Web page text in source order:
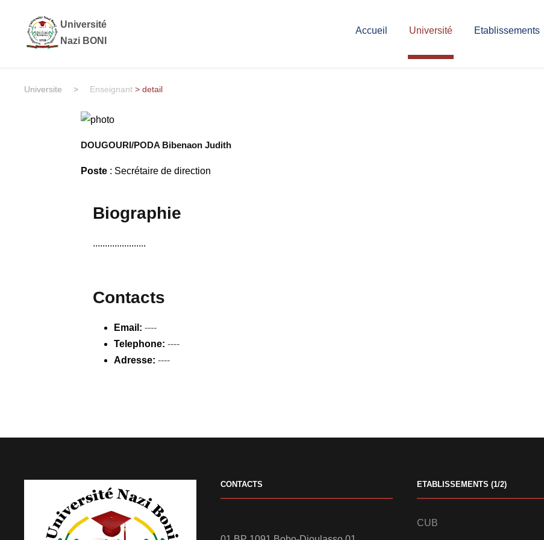
Université
Nazi BONI
Accueil Université Etablissements
Universite > Enseignant > detail
DOUGOURI/PODA Bibenaon Judith
Poste : Secrétaire de direction
Biographie
......................
Contacts
Email: ----
Telephone: ----
Adresse: ----
CONTACTS ETABLISSEMENTS (1/2)
CUB